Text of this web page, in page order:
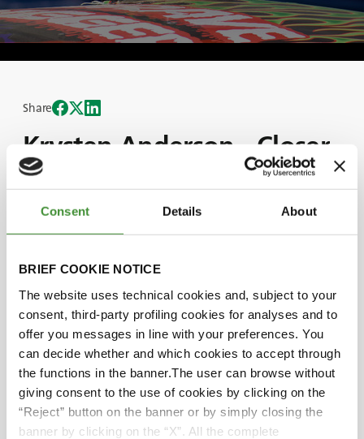
Consent Details About
BRIEF COOKIE NOTICE
The website uses technical cookies and, subject to your
consent, third-party profiling cookies for analyses and to
offer you messages in line with your preferences. You
can decide whether and which cookies to accept through
the functions in the banner.The user can browse without
giving consent to the use of cookies by clicking on the
“Reject” button on the banner or by simply closing the
banner by clicking on the “X”. All the complete
Krysten Anderson - Closer
Than You Think
Share
Dies ist die inspirierende Geschichte, wie ein
Vaters übernimmt und Fahrerin des berühmten
Monstertrucks „Grave Digger“ wird. Sie strebt
danach, ihre Ziele zu erreichen und vor allem
ihren Vater stolz zu machen. Karen Anderson
betont, wie kontinuierliches Training, harter
Einsatz und die Unterstützung ihrer Lieben sie
antreiben. Schalten Sie ein, wenn sie uns zeigt,
dass die Erfüllung Ihrer Träume näher ist, als Sie
denken.